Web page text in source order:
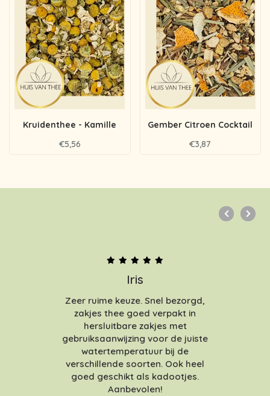
Kruidenthee - Kamille
€5,56
Gember Citroen Cocktail
€3,87
Iris
Zeer ruime keuze. Snel bezorgd,
zakjes thee goed verpakt in
hersluitbare zakjes met
gebruiksaanwijzing voor de juiste
watertemperatuur bij de
verschillende soorten. Ook heel
goed geschikt als kadootjes.
Aanbevolen!